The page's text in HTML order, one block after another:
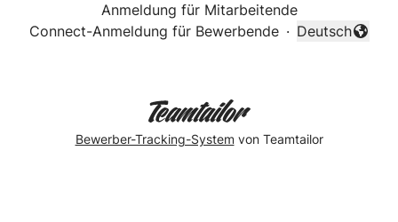
Anmeldung für Mitarbeitende
Connect-Anmeldung für Bewerbende ·
Sprache
Deutsch
Bewerber-Tracking-System von Teamtailor